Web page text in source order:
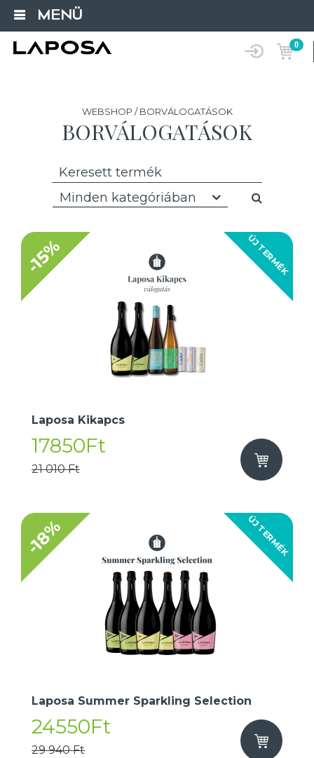
MENÜ
0
WEBSHOP / BORVÁLOGATÁSOK
BORVÁLOGATÁSOK
Minden kategóriában
ÚJ TERMÉK
-15%
Laposa Kikapcs
17850Ft
21 010 Ft
ÚJ TERMÉK
-18%
Laposa Summer Sparkling Selection
24550Ft
29 940 Ft